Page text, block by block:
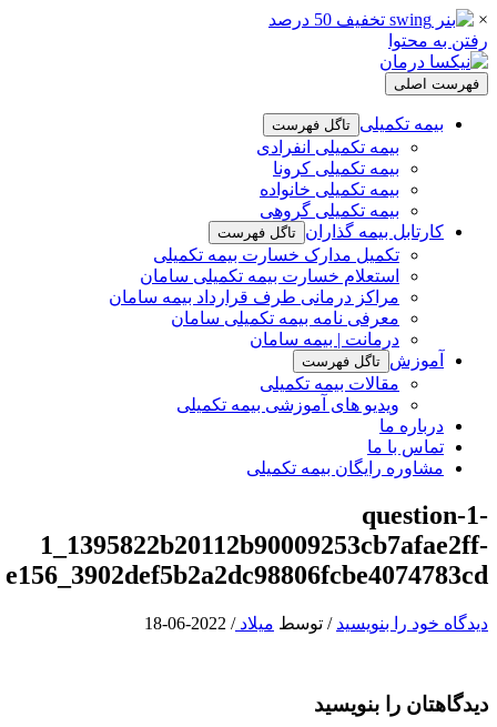
×
رفتن به محتوا
فهرست اصلی
بیمه تکمیلی تاگل فهرست
بیمه تکمیلی انفرادی
بیمه تکمیلی کرونا
بیمه تکمیلی خانواده
بیمه تکمیلی گروهی
کارتابل بیمه گذاران تاگل فهرست
تکمیل مدارک خسارت بیمه تکمیلی
استعلام خسارت بیمه تکمیلی سامان
مراکز درمانی طرف قرارداد بیمه سامان
معرفی نامه بیمه تکمیلی سامان
درمانت | بیمه سامان
آموزش تاگل فهرست
مقالات بیمه تکمیلی
ویدیو های آموزشی بیمه تکمیلی
درباره ما
تماس با ما
مشاوره رایگان بیمه تکمیلی
question-1-
1_1395822b20112b90009253cb7afae2ff-
e156_3902def5b2a2dc98806fcbe4074783cd
دیدگاه‌ خود را بنویسید / توسط میلاد/
2022-06-18
دیدگاهتان را بنویسید